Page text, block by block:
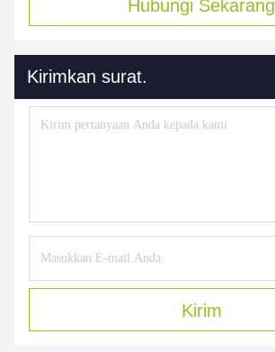
Hubungi Sekarang
Kirimkan surat.
Kirim